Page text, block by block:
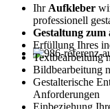
Ihr Aufkleber
professionell
Gestaltung zum
Erfüllung Ihres
Textbearbeitung
Bildbearbeitung
Gestalterische
Anforderungen